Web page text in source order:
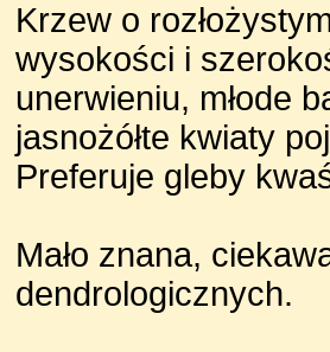
Krzew o
wysokości i
unerwieniu, młode
jasnożółte kwiaty
Preferuje gleby
Mało znana,
dendrologicznych.